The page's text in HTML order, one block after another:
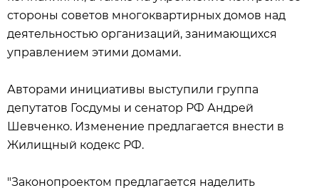
стороны советов многоквартирных домов над
деятельностью организаций, занимающихся
управлением этими домами.
Авторами инициативы выступили группа
депутатов Госдумы и сенатор РФ Андрей
Шевченко. Изменение предлагается внести в
Жилищный кодекс РФ.
"Законопроектом предлагается наделить